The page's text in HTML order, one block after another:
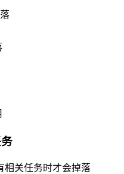
相关任务时才会掉落